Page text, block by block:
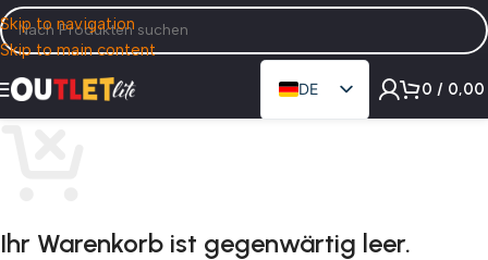
Skip to navigation
Skip to main content
DE
EN
0 / 0,00
Ihr Warenkorb ist gegenwärtig leer.